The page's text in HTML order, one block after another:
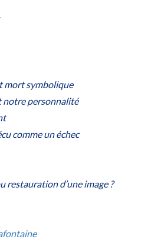
mort symbolique
notre personnalité
comme un échec
restauration d’une image ?